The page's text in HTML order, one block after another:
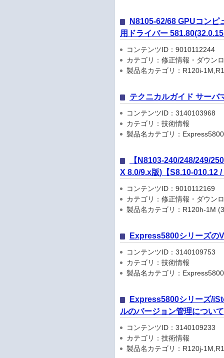
N8105-62/68 GPUコン
用ドライバー
コンテンツID：9010112244
カテゴリ：修正情報・ダウン
製品名カテゴリ：R120i-
テクニカルガイド サーバ
コンテンツID：3140103968
カテゴリ：技術情報
製品名カテゴリ：
【N8103-240/248/249/
X 8.0/9.x版)【S8.10-010.12
コンテンツID：9010112169
カテゴリ：修正情報・ダウン
製品名カテゴリ：R120h-1M
Express5800シリーズの
コンテンツID：3140109753
カテゴリ：技術情報
製品名カテゴリ：
Express5800シリーズ/
ルのバージョン管理につい
コンテンツID：3140109233
カテゴリ：技術情報
製品名カテゴリ：R120j-